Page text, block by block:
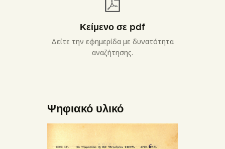
Κείμενο σε pdf
Δείτε την εφημερίδα με δυνατότητα
αναζήτησης.
Ψηφιακό υλικό